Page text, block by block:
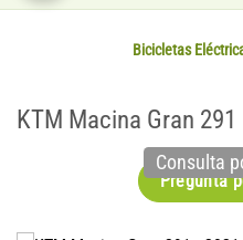
Bicicletas
KTM Macina Gran 291
Pregunta
Consulta